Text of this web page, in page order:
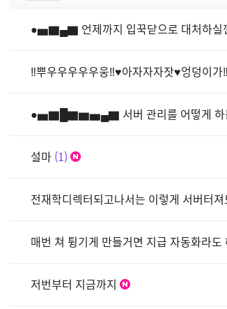
●▅▇▄▇ 언제까지 입꾹닫으로 대처하실
‼뿌우우우우우웅‼♥아자자자잣♥엉덩이가
●▅▇█▇▆▅▄▇ 서버 관리를 어떻게 하
설마 1
전재학디렉터되고나서는 이렇게 서버터
매번 쳐 튕기게 만들거면 지급 자동화라도
저번부터 지금까지